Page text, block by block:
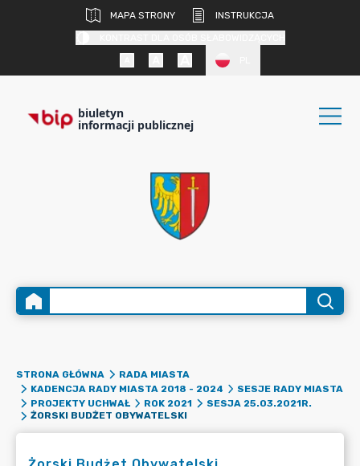
MAPA STRONY
INSTRUKCJA
biuletyn
informacji publicznej
STRONA GŁÓWNA
RADA MIASTA
KADENCJA RADY MIASTA 2018 - 2024
SESJE RADY MIASTA
PROJEKTY UCHWAŁ
ROK 2021
SESJA 25.03.2021R.
ŻORSKI BUDŻET OBYWATELSKI